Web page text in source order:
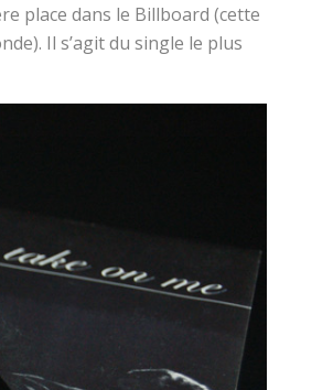
place dans le Billboard (cette
Il s’agit du single le plus